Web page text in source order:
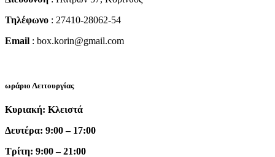
Τηλέφωνο : 27410-28062-54
Email : box.korin@gmail.com
ωράριο Λειτουργίας
Κυριακή: Κλειστά
Δευτέρα: 9:00 – 17:00
Τρίτη: 9:00 – 21:00